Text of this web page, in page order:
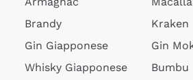
Brandy
Gin Giapponese
Whisky Giapponese
Kraken
Gin
Bumbu